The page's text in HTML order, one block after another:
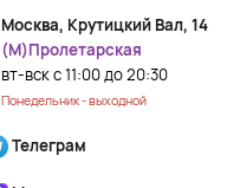
Москва, Крутицкий Вал, 14
(М)Пролетарская
вт-вск с 11:00 до 20:30
Понедельник - выходной
Телеграм